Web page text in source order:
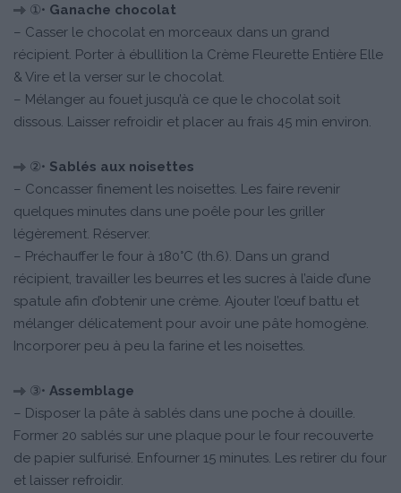
①• Ganache chocolat
– Casser le chocolat en morceaux dans un grand
récipient. Porter à ébullition la Crème Fleurette Entière Elle
& Vire et la verser sur le chocolat.
– Mélanger au fouet jusqu’à ce que le chocolat soit
dissous. Laisser refroidir et placer au frais 45 min environ.
②• Sablés aux noisettes
– Concasser finement les noisettes. Les faire revenir
quelques minutes dans une poêle pour les griller
légèrement. Réserver.
– Préchauffer le four à 180°C (th.6). Dans un grand
récipient, travailler les beurres et les sucres à l’aide d’une
spatule afin d’obtenir une crème. Ajouter l’œuf battu et
mélanger délicatement pour avoir une pâte homogène.
Incorporer peu à peu la farine et les noisettes.
③• Assemblage
– Disposer la pâte à sablés dans une poche à douille.
Former 20 sablés sur une plaque pour le four recouverte
de papier sulfurisé. Enfourner 15 minutes. Les retirer du four
et laisser refroidir.